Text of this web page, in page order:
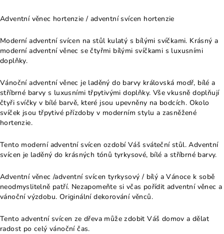
Adventní věnec hortenzie / adventní svícen hortenzie
Moderní adventní svícen na stůl kulatý s bílými svíčkami. Krásný a
moderní adventní věnec se čtyřmi bílými svíčkami s luxusními
doplňky.
Vánoční adventní věnec je laděný do barvy královská modř, bílé a
stříbrné barvy s luxusními třpytivými doplňky. Vše vkusně doplňují
čtyři svíčky v bílé barvě, které jsou upevněny na bodcích. Okolo
svíček jsou třpytivé přízdoby v moderním stylu a zasněžené
hortenzie.
Tento moderní adventní svícen ozdobí Váš sváteční stůl. Adventní
svícen je laděný do krásných tónů tyrkysové, bílé a stříbrné barvy.
Adventní věnec /adventní svícen tyrkysový / bílý a Vánoce k sobě
neodmyslitelně patří. Nezapomeňte si včas pořídit adventní věnec a
vánoční výzdobu. Originální dekorování věnců.
Tento adventní svícen ze dřeva může zdobit Váš domov a dělat
radost po celý vánoční čas.